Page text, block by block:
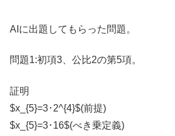
AIに出題してもらった問題。
問題1:初項3、公比2の第5項。
証明
$x_{5}=3･2^{4}$(前提)
$x_{5}=3･16$(べき乗定義)